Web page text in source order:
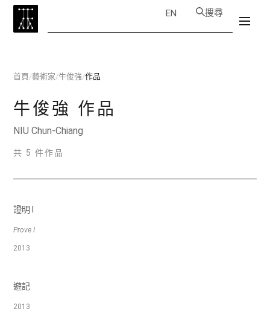
EN 搜尋
首頁/藝術家/牛俊強/作品
牛俊強 作品
NIU Chun-Chiang
共 5 件作品
證明 I
Prove I
2013
遊記
2013